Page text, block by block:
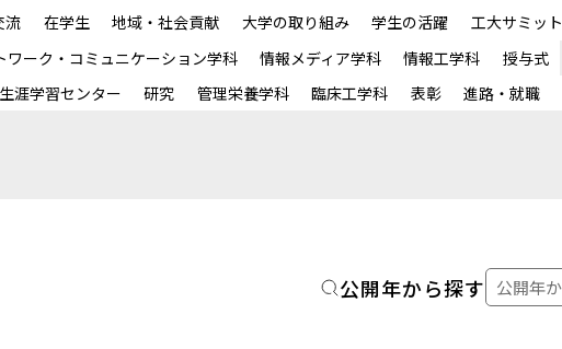
流 在学生 地域・社会貢献 大学の取り組み 学生の活躍
工大サミット
ワーク・コミュニケーション学科 情報メディア学科 情報工学科
授与式
涯学習センター 研究 管理栄養学科 臨床工学科 表彰 進路・就職
公開年から探す